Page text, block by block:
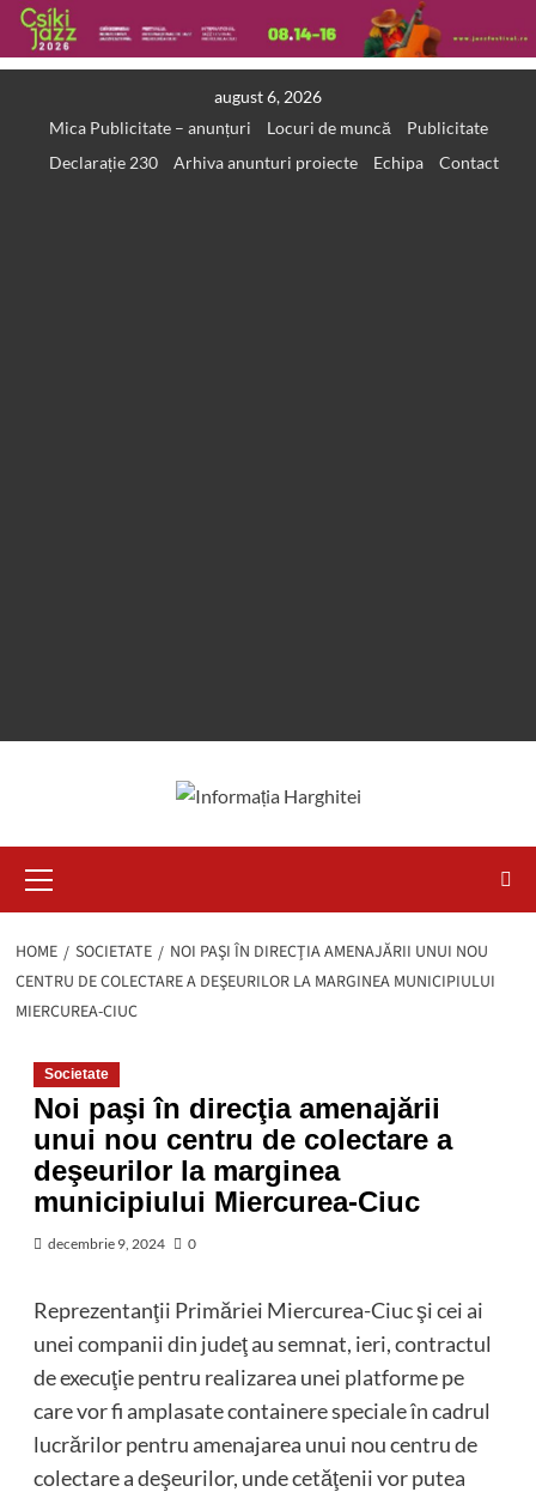
august 6, 2026
Mica Publicitate – anunțuri
Locuri de muncă
Publicitate
Declarație 230
Arhiva anunturi proiecte Echipa Contact
Menu
HOME SOCIETATE
NOI PAŞI ÎN DIRECŢIA AMENAJĂRII UNUI NOU
CENTRU DE COLECTARE A DEŞEURILOR LA MARGINEA MUNICIPIULUI
MIERCUREA-CIUC
Societate
Noi paşi în direcţia amenajării
unui nou centru de colectare a
deşeurilor la marginea
municipiului Miercurea-Ciuc
decembrie 9, 2024 0
Reprezentanţii Primăriei Miercurea-Ciuc şi cei ai
unei companii din judeţ au semnat, ieri, contractul
de execuţie pentru realizarea unei platforme pe
care vor fi amplasate containere speciale în cadrul
lucrărilor pentru amenajarea unui nou centru de
colectare a deşeurilor, unde cetăţenii vor putea